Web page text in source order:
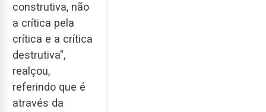
construtiva, não
a crítica pela
crítica e a crítica
destrutiva",
realçou,
referindo que é
através da